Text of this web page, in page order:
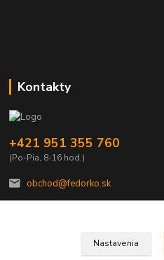
Kontakty
+421 951 355 760
(Po-Pia, 8-16 hod.)
obchod@fedorko.sk
Nastavenia